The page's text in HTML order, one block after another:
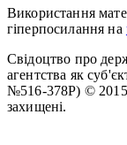
Використання
гіперпосилання на
Свідоцтво про
агентства як
№516-378Р) © 2015
захищені.